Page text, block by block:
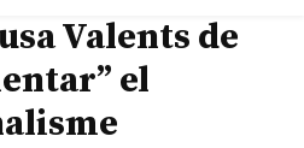
Valents de
el